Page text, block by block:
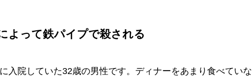
よって鉄パイプで殺される
入院していた32歳の男性です。ディナーをあまり食べていな